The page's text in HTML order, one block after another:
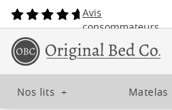
Avis
consommateurs
Nos lits + Matelas